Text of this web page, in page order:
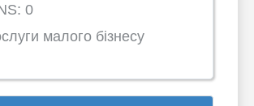
0
малого бізнесу